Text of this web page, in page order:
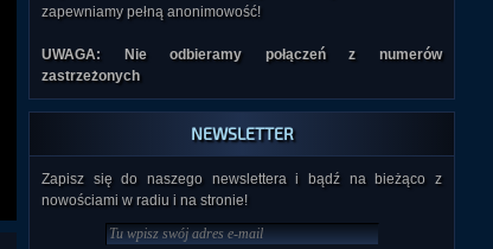
zapewniamy pełną anonimowość!
UWAGA: Nie odbieramy połączeń z numerów
zastrzeżonych
NEWSLETTER
Zapisz się do naszego newslettera i bądź na bieżąco z
nowościami w radiu i na stronie!